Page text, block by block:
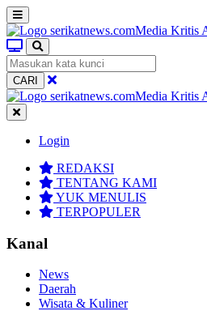
CARI
Login
REDAKSI
TENTANG KAMI
YUK MENULIS
TERPOPULER
Kanal
News
Daerah
Wisata & Kuliner